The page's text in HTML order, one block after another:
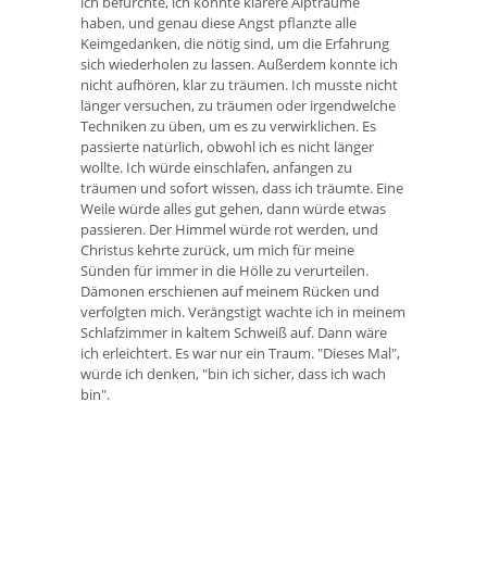
haben, und genau diese Angst pflanzte alle
Keimgedanken, die nötig sind, um die Erfahrung
sich wiederholen zu lassen. Außerdem konnte ich
nicht aufhören, klar zu träumen. Ich musste nicht
länger versuchen, zu träumen oder irgendwelche
Techniken zu üben, um es zu verwirklichen. Es
passierte natürlich, obwohl ich es nicht länger
wollte. Ich würde einschlafen, anfangen zu
träumen und sofort wissen, dass ich träumte. Eine
Weile würde alles gut gehen, dann würde etwas
passieren. Der Himmel würde rot werden, und
Christus kehrte zurück, um mich für meine
Sünden für immer in die Hölle zu verurteilen.
Dämonen erschienen auf meinem Rücken und
verfolgten mich. Verängstigt wachte ich in meinem
Schlafzimmer in kaltem Schweiß auf. Dann wäre
ich erleichtert. Es war nur ein Traum. "Dieses Mal",
würde ich denken, "bin ich sicher, dass ich wach
bin".